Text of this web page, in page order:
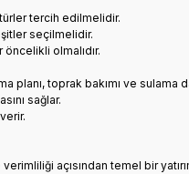
türler tercih edilmelidir.
seçilmelidir.
olmalıdır.
toprak bakımı ve sulama
sağlar.
açısından temel bir